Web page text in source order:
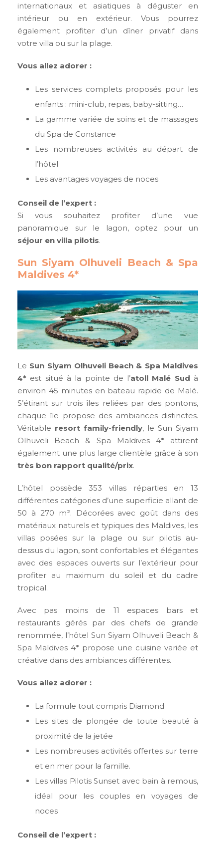
internationaux et asiatiques à déguster en
intérieur ou en extérieur. Vous pourrez
également profiter d’un dîner privatif dans
votre villa ou sur la plage.
Vous allez adorer :
Les services complets proposés pour les
enfants : mini-club, repas, baby-sitting…
La gamme variée de soins et de massages
du Spa de Constance
Les nombreuses activités au départ de
l’hôtel
Les avantages voyages de noces
Conseil de l’expert :
Si vous souhaitez profiter d’une vue
panoramique sur le lagon, optez pour un
séjour en villa pilotis.
Sun Siyam Olhuveli Beach & Spa
Maldives 4*
Le Sun Siyam Olhuveli Beach & Spa Maldives
4* est situé à la pointe de l’atoll Malé Sud à
environ 45 minutes en bateau rapide de Malé.
S’étirant sur trois îles reliées par des pontons,
chaque île propose des ambiances distinctes.
Véritable resort family-friendly, le Sun Siyam
Olhuveli Beach & Spa Maldives 4* attirent
également une plus large clientèle grâce à son
très bon rapport qualité/prix.
L’hôtel possède 353 villas réparties en 13
différentes catégories d’une superficie allant de
50 à 270 m². Décorées avec goût dans des
matériaux naturels et typiques des Maldives, les
villas posées sur la plage ou sur pilotis au-
dessus du lagon, sont confortables et élégantes
avec des espaces ouverts sur l’extérieur pour
profiter au maximum du soleil et du cadre
tropical.
Avec pas moins de 11 espaces bars et
restaurants gérés par des chefs de grande
renommée, l’hôtel Sun Siyam Olhuveli Beach &
Spa Maldives 4* propose une cuisine variée et
créative dans des ambiances différentes.
Vous allez adorer :
La formule tout compris Diamond
Les sites de plongée de toute beauté à
proximité de la jetée
Les nombreuses activités offertes sur terre
et en mer pour la famille.
Les villas Pilotis Sunset avec bain à remous,
idéal pour les couples en voyages de
noces
Conseil de l’expert :